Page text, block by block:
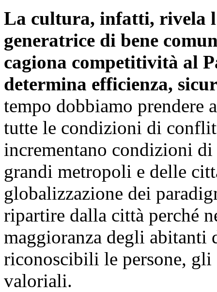
La cultura, infatti, rivela
generatrice di bene
cagiona competitività al
determina efficienza,
tempo dobbiamo prendere
tutte le condizioni di
incrementano condizioni
grandi metropoli e delle
globalizzazione dei
ripartire dalla città perché
maggioranza degli abitanti
riconoscibili le persone,
valoriali.